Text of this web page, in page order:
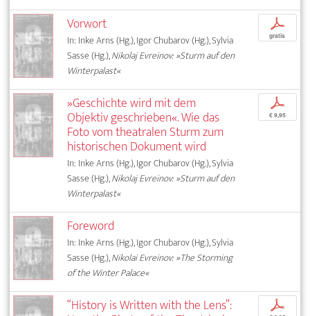
Vorwort
In: Inke Arns (Hg.), Igor Chubarov (Hg.), Sylvia
Sasse (Hg.),Nikolaj Evreinov: »Sturm auf den
Winterpalast«
p
gratis
»Geschichte wird mit dem
Objektiv geschrieben«. Wie das
Foto vom theatralen Sturm zum
historischen Dokument wird
In: Inke Arns (Hg.), Igor Chubarov (Hg.), Sylvia
Sasse (Hg.),Nikolaj Evreinov: »Sturm auf den
Winterpalast«
p
€ 9,95
Foreword
In: Inke Arns (Hg.), Igor Chubarov (Hg.), Sylvia
Sasse (Hg.),Nikolai Evreinov: »The Storming
of the Winter Palace«
“History is Written with the Lens”: p